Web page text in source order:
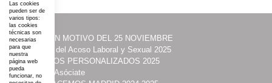
·ACTOS CON MOTIVO DEL 25 NOVIEMBRE
·Prevención del Acoso Laboral y Sexual 2025
·ITINERARIOS PERSONALIZADOS 2025
·Contacta y Asóciate
Las cookies
pueden ser de
varios tipos:
las cookies
técnicas son
necesarias
para que
nuestra
página web
pueda
funcionar, no